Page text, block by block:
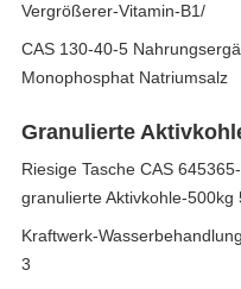
Vergrößerer-Vitamin-B1/
CAS 130-40-5
Monophosphat Natriumsalz
Granulierte
Riesige Tasche CAS
granulierte Aktivkohle-500kg
Kraftwerk-
3